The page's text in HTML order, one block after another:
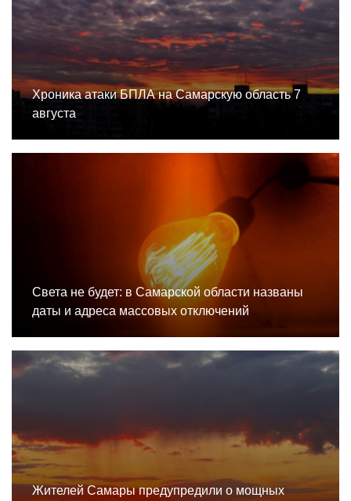
Хроника атаки БПЛА на Самарскую область 7
августа
Света не будет: в Самарской области названы
даты и адреса массовых отключений
Жителей Самары предупредили о мощных